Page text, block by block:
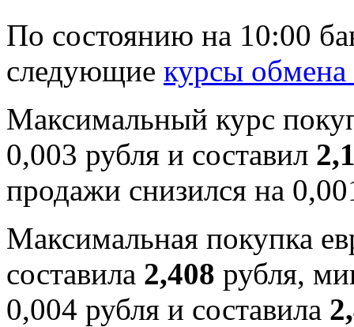
По состоянию на 10:00
следующие курсы обмена
Максимальный курс
0,003 рубля и составил
продажи снизился на
Максимальная покупка
составила 2,408 рубля,
0,004 рубля и составила